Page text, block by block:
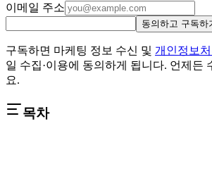
이메일 주소
동의하고 구독하
구독하면 마케팅 정보 수신 및 개인정보
일 수집·이용에 동의하게 됩니다. 언제든
요.
목차